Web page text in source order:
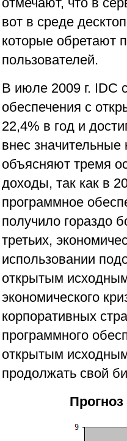
вот в среде
которые обретают
пользователей.
В июле 2009 г. IDC
обеспечения с
22,4% в год и
внес
объясняют тремя
доходы, так как в
программное
получило гораздо
третьих,
использовании
открытым
экономического
корпоративных
программного
открытым
продолжать свой